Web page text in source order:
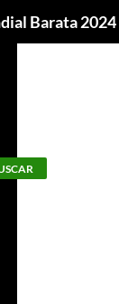
Barata 2024